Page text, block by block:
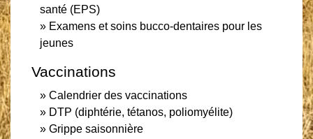
santé (EPS)
Examens et soins bucco-dentaires pour les
jeunes
Vaccinations
Calendrier des vaccinations
DTP (diphtérie, tétanos, poliomyélite)
Grippe saisonnière